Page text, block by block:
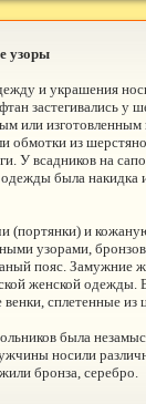
узоры
и украшения
застегивались у
или
из
У всадников на
была накидка
и
узорами,
пояс. Замужние
женской одежды.
сплетенные из
была
носили
бронза, серебро.